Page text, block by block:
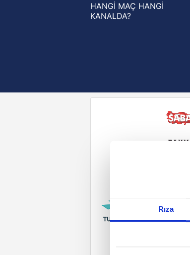
Rıza
HANGİ MAÇ HANGİ
KANALDA?